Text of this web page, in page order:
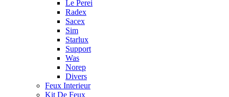
Le Perei
Radex
Sacex
Sim
Starlux
Support
Was
Norep
Divers
Feux Interieur
Kit De Feux